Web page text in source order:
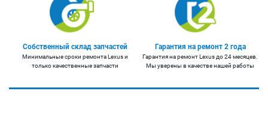
Собственный склад запчастей
Минимальные сроки ремонта Lexus и
только качественные запчасти
Гарантия на ремонт 2 года
Гарантия на ремонт Lexus до 24 месяцев.
Мы уверены в качестве нашей работы